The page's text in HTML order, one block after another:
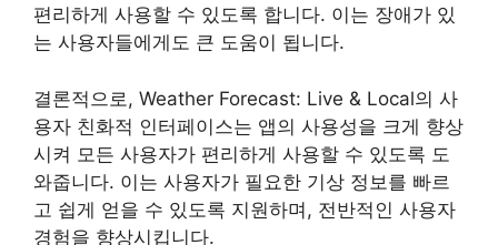
편리하게 사용할 수 있도록 합니다. 이는 장애가 있
는 사용자들에게도 큰 도움이 됩니다.
결론적으로, Weather Forecast: Live & Local의 사
용자 친화적 인터페이스는 앱의 사용성을 크게 향상
시켜 모든 사용자가 편리하게 사용할 수 있도록 도
와줍니다. 이는 사용자가 필요한 기상 정보를 빠르
고 쉽게 얻을 수 있도록 지원하며, 전반적인 사용자
경험을 향상시킵니다.